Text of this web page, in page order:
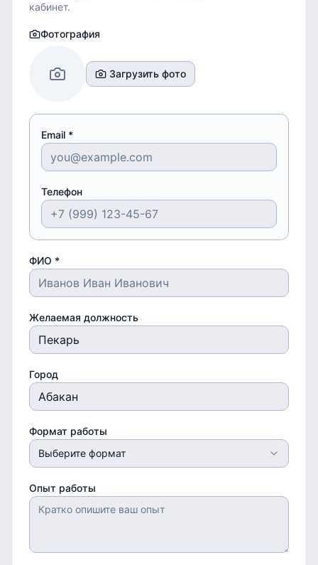
кабинет.
Фотография
Загрузить фото
Email *
Телефон
ФИО *
Желаемая должность
Город
Формат работы
Выберите формат
Опыт работы